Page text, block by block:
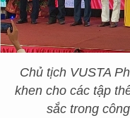
Chủ tịch VUSTA
khen cho các tập
sắc trong